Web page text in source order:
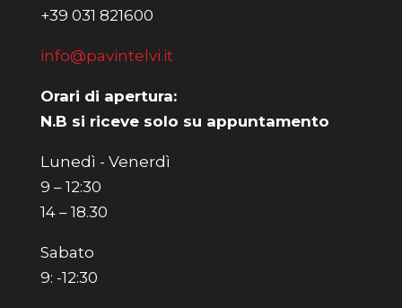
+39 031 821600
info@pavintelvi.it
Orari di apertura:
N.B si riceve solo su appuntamento
Lunedì - Venerdì
9 – 12:30
14 – 18.30
Sabato
9: -12:30